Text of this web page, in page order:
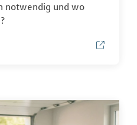
notwendig und wo